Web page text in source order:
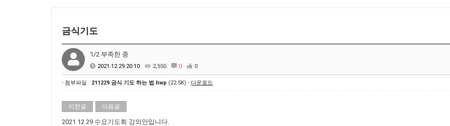
금식기도
1/2 부족한 종
2021.12.29 20:10 2,550 0 0
- 첨부파일 : 211229 금식 기도 하는 법.hwp (22.5K) - 다운로드
이전글 다음글
2021 12 29 수요기도회 강의안입니다.